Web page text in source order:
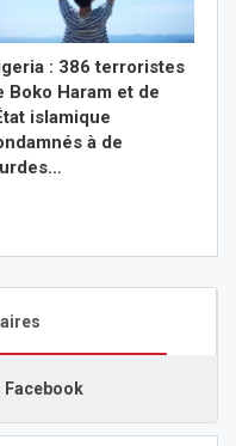
: 386 terroristes
Boko Haram et de
islamique
à de
Facebook